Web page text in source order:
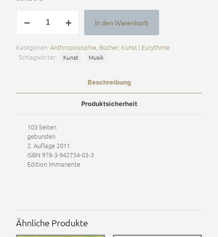
EinweihungsCharakter
Franz
Schuberts
In den Warenkorb
Alternative:
Kategorien: Anthroposophie, Bücher, Kunst | Eurythmie
Schlagwörter:
Kunst Musik
Beschreibung
Produktsicherheit
103 Seiten
gebunden
2. Auflage 2011
ISBN 978-3-942754-03-3
Edition Immanente
Ähnliche Produkte